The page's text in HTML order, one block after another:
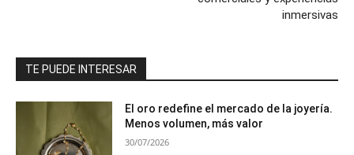
inmersivas
TE PUEDE INTERESAR
El oro redefine el mercado de la joyería.
Menos volumen, más valor
30/07/2026